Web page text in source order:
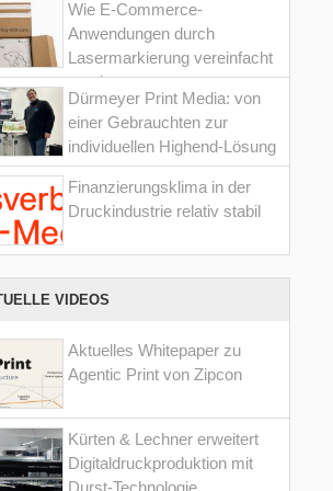
Wie E-Commerce-
Anwendungen durch
Lasermarkierung vereinfacht
werden
Dürmeyer Print Media: von
einer Gebrauchten zur
individuellen Highend-Lösung
Finanzierungsklima in der
Druckindustrie relativ stabil
VIDEOS
Aktuelles Whitepaper zu
Agentic Print von Zipcon
Kürten & Lechner erweitert
Digitaldruckproduktion mit
Durst-Technologie